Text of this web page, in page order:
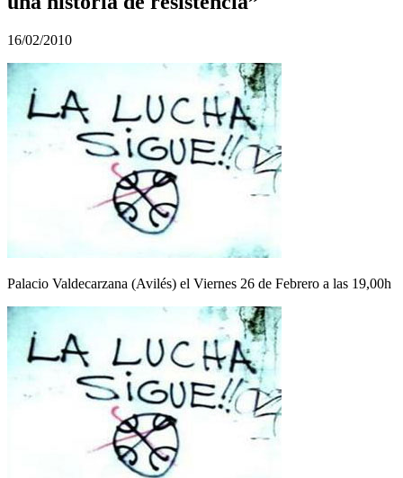
16/02/2010
Palacio Valdecarzana (Avilés) el Viernes 26 de Febrero a las 19,00h